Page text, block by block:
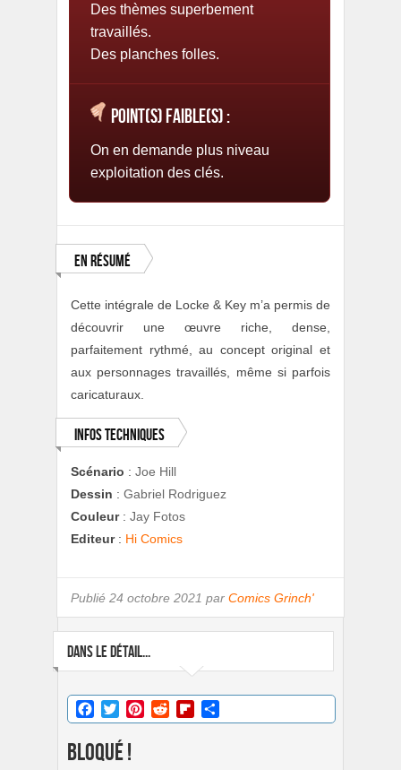
Des thèmes superbement
travaillés.
Des planches folles.
Point(s) faible(s) :
On en demande plus niveau
exploitation des clés.
En résumé
Cette intégrale de Locke & Key m’a permis de
découvrir une œuvre riche, dense,
parfaitement rythmé, au concept original et
aux personnages travaillés, même si parfois
caricaturaux.
Infos techniques
Scénario : Joe Hill
Dessin : Gabriel Rodriguez
Couleur: Jay Fotos
Editeur: Hi Comics
Publié 24 octobre 2021 par Comics Grinch'
DANS LE DÉTAIL...
Facebook
TwitterPinterestRedditFlipboard
Bloqué !